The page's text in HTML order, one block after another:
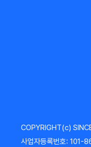
COPYRIGHT(c)
사업자등록번호: 101-